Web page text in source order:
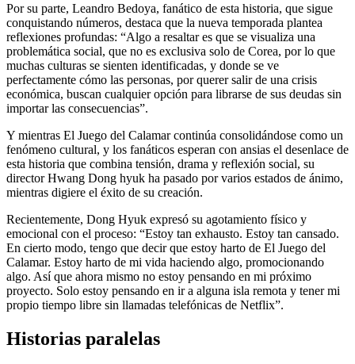
Por su parte, Leandro Bedoya, fanático de esta historia, que sigue
conquistando números, destaca que la nueva temporada plantea
reflexiones profundas: “Algo a resaltar es que se visualiza una
problemática social, que no es exclusiva solo de Corea, por lo que
muchas culturas se sienten identificadas, y donde se ve
perfectamente cómo las personas, por querer salir de una crisis
económica, buscan cualquier opción para librarse de sus deudas sin
importar las consecuencias”.
Y mientras El Juego del Calamar continúa consolidándose como un
fenómeno cultural, y los fanáticos esperan con ansias el desenlace de
esta historia que combina tensión, drama y reflexión social, su
director Hwang Dong hyuk ha pasado por varios estados de ánimo,
mientras digiere el éxito de su creación.
Recientemente, Dong Hyuk expresó su agotamiento físico y
emocional con el proceso: “Estoy tan exhausto. Estoy tan cansado.
En cierto modo, tengo que decir que estoy harto de El Juego del
Calamar. Estoy harto de mi vida haciendo algo, promocionando
algo. Así que ahora mismo no estoy pensando en mi próximo
proyecto. Solo estoy pensando en ir a alguna isla remota y tener mi
propio tiempo libre sin llamadas telefónicas de Netflix”.
Historias paralelas